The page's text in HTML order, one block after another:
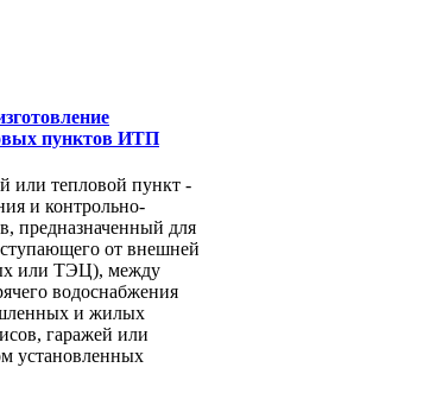
пунктов ИТП
или тепловой пункт -
и контрольно-
предназначенный для
от внешней
или ТЭЦ), между
водоснабжения
и жилых
гаражей или
установленных